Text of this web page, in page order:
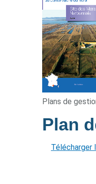
Plans de
Plan
Télécharger